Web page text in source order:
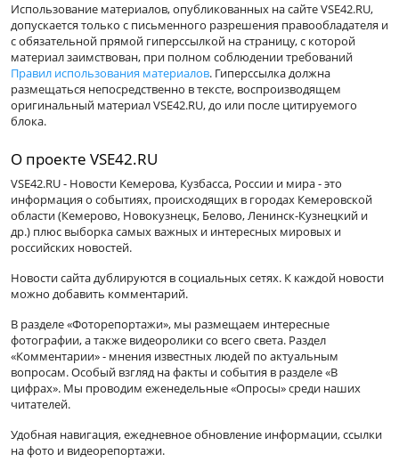
Использование материалов, опубликованных на сайте VSE42.RU,
допускается только с письменного разрешения правообладателя и
с обязательной прямой гиперссылкой на страницу, с которой
материал заимствован, при полном соблюдении требований
Правил использования материалов. Гиперссылка должна
размещаться непосредственно в тексте, воспроизводящем
оригинальный материал VSE42.RU, до или после цитируемого
блока.
О проекте VSE42.RU
VSE42.RU - Новости Кемерова, Кузбасса, России и мира - это
информация о событиях, происходящих в городах Кемеровской
области (Кемерово, Новокузнецк, Белово, Ленинск-Кузнецкий и
др.) плюс выборка самых важных и интересных мировых и
российских новостей.
Новости сайта дублируются в социальных сетях. К каждой новости
можно добавить комментарий.
В разделе «Фоторепортажи», мы размещаем интересные
фотографии, а также видеоролики со всего света. Раздел
«Комментарии» - мнения известных людей по актуальным
вопросам. Особый взгляд на факты и события в разделе «В
цифрах». Мы проводим еженедельные «Опросы» среди наших
читателей.
Удобная навигация, ежедневное обновление информации, ссылки
на фото и видеорепортажи.